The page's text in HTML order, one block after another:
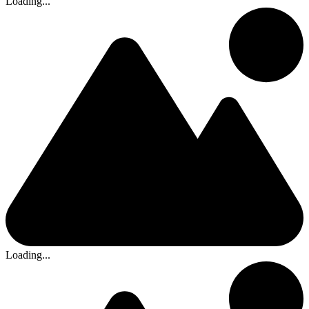
Loading...